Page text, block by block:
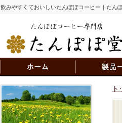
飲みやすくておいしいたんぽぽコーヒー｜たん